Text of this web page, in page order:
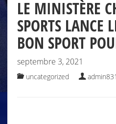
LE MINISTÈRE
SPORTS LANCE
BON SPORT
septembre 3, 2021
uncategorized